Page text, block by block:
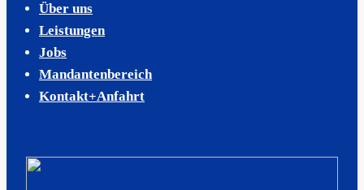
Über uns
Leistungen
Jobs
Mandantenbereich
Kontakt+Anfahrt